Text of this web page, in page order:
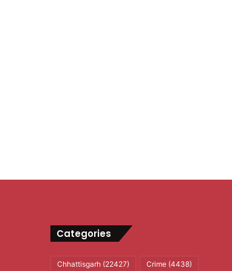
Categories
Chhattisgarh(22427) Crime(4438)